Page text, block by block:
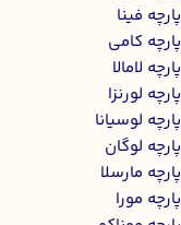
پارچه فینا
پارچه کامی
پارچه لامالا
پارچه لورنزا
پارچه لوسیانا
پارچه لوگان
پارچه مارسلا
پارچه مورا